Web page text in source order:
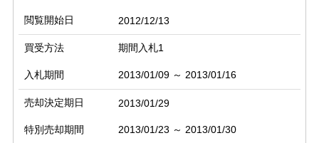
閲覧開始日 2012/12/13
買受方法 期間入札1
入札期間 2013/01/09 ～ 2013/01/16
売却決定期日 2013/01/29
特別売却期間 2013/01/23 ～ 2013/01/30